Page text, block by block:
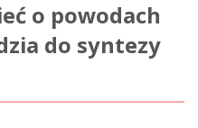
o powodach
do syntezy